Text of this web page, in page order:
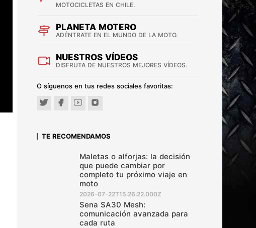
MOTOCICLETAS EN CHILE.
PLANETA MOTERO
ADÉNTRATE EN EL MUNDO DE LA MOTO.
NUESTROS VÍDEOS
DISFRUTA DE NUESTROS MEJORES VÍDEOS.
O síguenos en tus redes sociales favoritas:
TE RECOMENDAMOS
Maletas o alforjas: la decisión
que puede cambiar por
completo tu próximo viaje en
moto
2026-07-22T15:26:22.000Z
Sena SA30 Mesh:
comunicación avanzada para
cada ruta